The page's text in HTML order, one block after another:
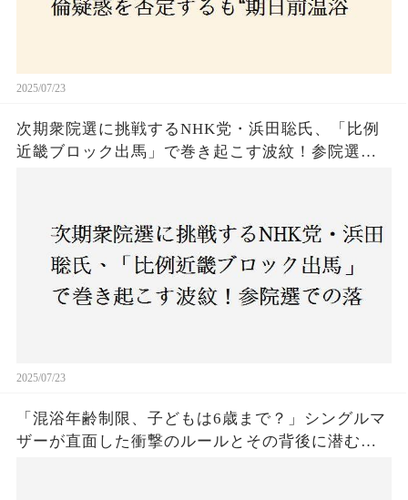
2025/07/23
次期衆院選に挑戦するNHK党・浜田聡氏、「比例
近畿ブロック出馬」で巻き起こす波紋！参院選で
2025/07/23
「混浴年齢制限、子どもは6歳まで？」シングルマ
ザーが直面した衝撃のルールとその背後に潜む社